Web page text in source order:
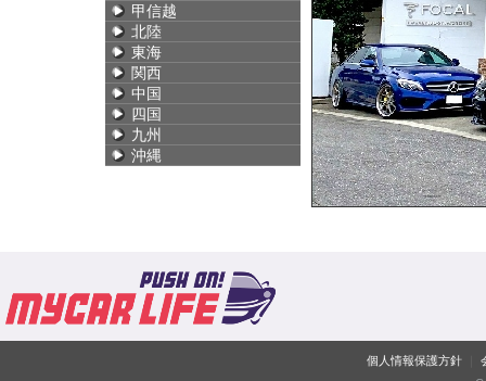
甲信越
北陸
東海
関西
中国
四国
九州
沖縄
個人情報保護方針